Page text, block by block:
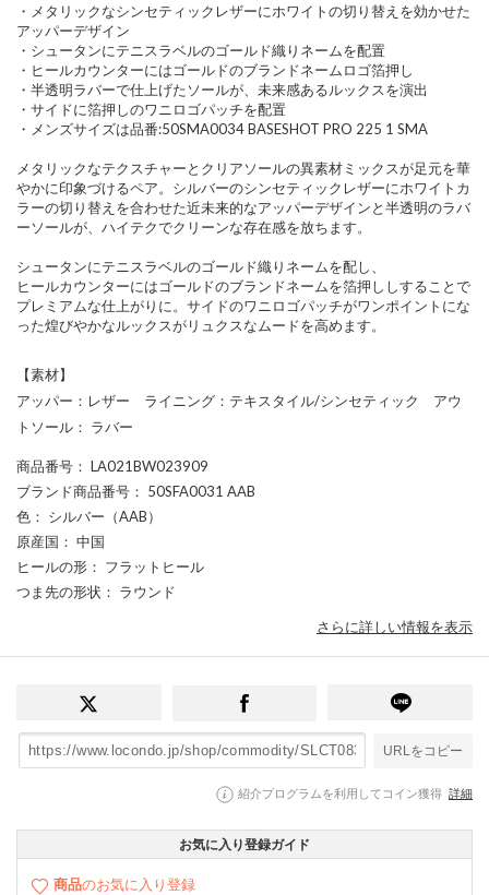
・メタリックなシンセティックレザーにホワイトの切り替えを効かせた
アッパーデザイン
・シュータンにテニスラベルのゴールド織りネームを配置
・ヒールカウンターにはゴールドのブランドネームロゴ箔押し
・半透明ラバーで仕上げたソールが、未来感あるルックスを演出
・サイドに箔押しのワニロゴパッチを配置
・メンズサイズは品番:50SMA0034 BASESHOT PRO 225 1 SMA
メタリックなテクスチャーとクリアソールの異素材ミックスが足元を華
やかに印象づけるペア。シルバーのシンセティックレザーにホワイトカ
ラーの切り替えを合わせた近未来的なアッパーデザインと半透明のラバ
ーソールが、ハイテクでクリーンな存在感を放ちます。
シュータンにテニスラベルのゴールド織りネームを配し、
ヒールカウンターにはゴールドのブランドネームを箔押ししすることで
プレミアムな仕上がりに。サイドのワニロゴパッチがワンポイントにな
った煌びやかなルックスがリュクスなムードを高めます。
【素材】
アッパー：レザー ライニング：テキスタイル/シンセティック アウ
トソール： ラバー
商品番号 ： LA021BW023909
ブランド商品番号 ： 50SFA0031 AAB
色 ： シルバー（AAB）
原産国 ： 中国
ヒールの形 ： フラットヒール
つま先の形状 ： ラウンド
さらに詳しい情報を表示
URLをコピー
紹介プログラムを利用してコイン獲得 詳細
お気に入り登録ガイド
商品のお気に入り登録